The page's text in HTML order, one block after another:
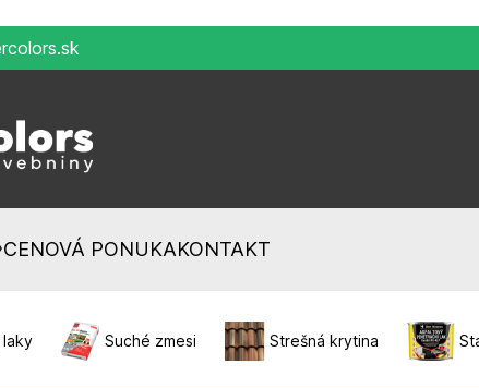
CENOVÁ PONUKAKONTAKT
laky Suché zmesi Strešná krytina